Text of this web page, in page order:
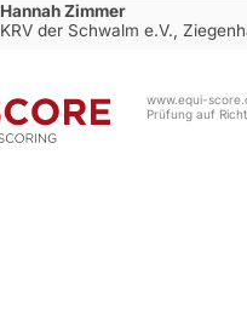
Hannah Zimmer
KRV der Schwalm e.V.,
www.equi-
Prüfung auf